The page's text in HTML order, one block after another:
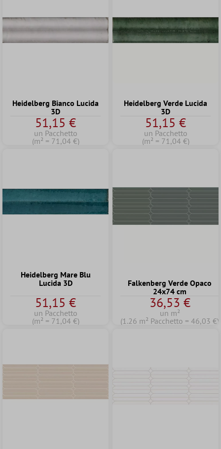
Heidelberg Bianco Lucida
3D
51,15 €
un Pacchetto
(m² = 71,04 €)
Heidelberg Verde Lucida
3D
51,15 €
un Pacchetto
(m² = 71,04 €)
Heidelberg Mare Blu
Lucida 3D
51,15 €
un Pacchetto
(m² = 71,04 €)
Falkenberg Verde Opaco
24x74 cm
36,53 €
un m²
(1.26 m² Pacchetto = 46,03 €)